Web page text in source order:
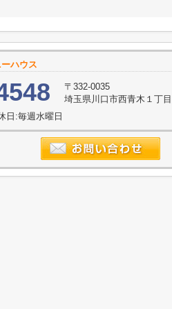
ハウス
〒332-0035
埼玉県川口市西青木１丁
日:毎週水曜日